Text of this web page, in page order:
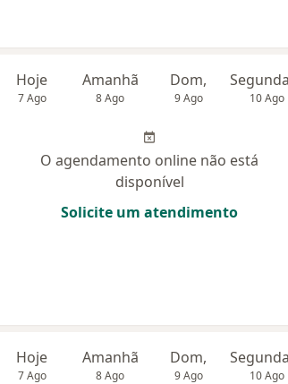
Hoje
7 Ago
Amanhã
8 Ago
Dom,
9 Ago 10 Ago
O agendamento online não está
disponível
Solicite um atendimento
Hoje
7 Ago
Amanhã
8 Ago
Dom,
9 Ago 10 Ago